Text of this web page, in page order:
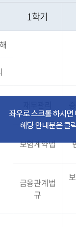
1학기
보험계약법
금융관계법
규